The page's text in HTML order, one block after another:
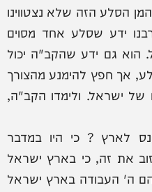
הסלע הזה שלא נצטווינו
ידע שסלע אחד מסוים
הוא גם ידע שהקב"ה יכול
אך חפץ להימנע מהצורך
של ישראל. ולימדו הקב"ה,
לארץ ? כי היו במדבר
את זה, כי בארץ ישראל
ה' העבודה בארץ ישראל